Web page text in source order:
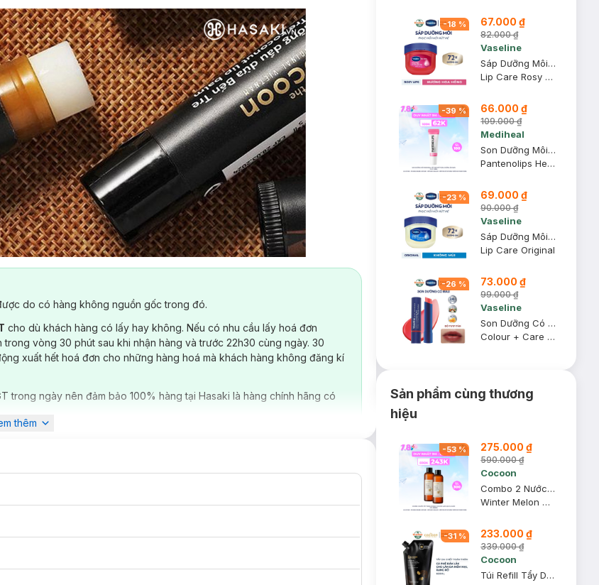
do có hàng không nguồn gốc trong đó.
cho dù khách hàng có lấy hay không. Nếu có nhu cầu lấy hoá đơn
vòng 30 phút sau khi nhận hàng và trước 22h30 cùng ngày. 30
xuất hết hoá đơn cho những hàng hoá mà khách hàng không đăng kí
trong ngày nên đảm bảo 100% hàng tại Hasaki là hàng chính hãng có
thêm
-18 % 67.000 ₫
82.000 ₫
Vaseline
Sáp Dưỡng Môi Vaseline Hồng Xinh 7g
Lip Care Rosy Lips
-39 % 66.000 ₫
109.000 ₫
Mediheal
Son Dưỡng Môi Mediheal Hỗ Trợ Mờ Thâm, Dưỡng Ẩm Ban Ngày 10ml
Pantenolips Healssence
-23 % 69.000 ₫
90.000 ₫
Vaseline
Sáp Dưỡng Môi Vaseline Mềm Mịn 7g
Lip Care Original
-26 % 73.000 ₫
99.000 ₫
Vaseline
Son Dưỡng Có Màu Vaseline Đỏ Tươi Tắn 3g
Colour + Care #Kissing Red
Sản phẩm cùng thương
hiệu
-53% 275.000 ₫
590.000 ₫
Cocoon
Combo 2 Nước Tẩy Trang Bí Đao Cocoon Làm Sạch & Giảm Dầu 500ml
Winter Melon Micellar Water
-31 % 233.000 ₫
339.000 ₫
Cocoon
Túi Refill Tẩy Da Chết Toàn Thân Cocoon Sạch Da 600ml